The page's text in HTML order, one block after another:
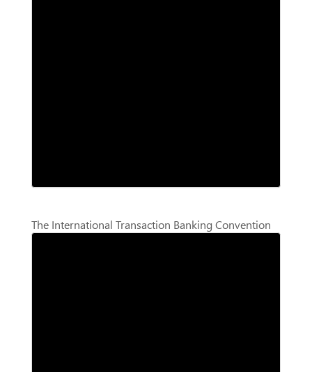
The International Transaction Banking Convention